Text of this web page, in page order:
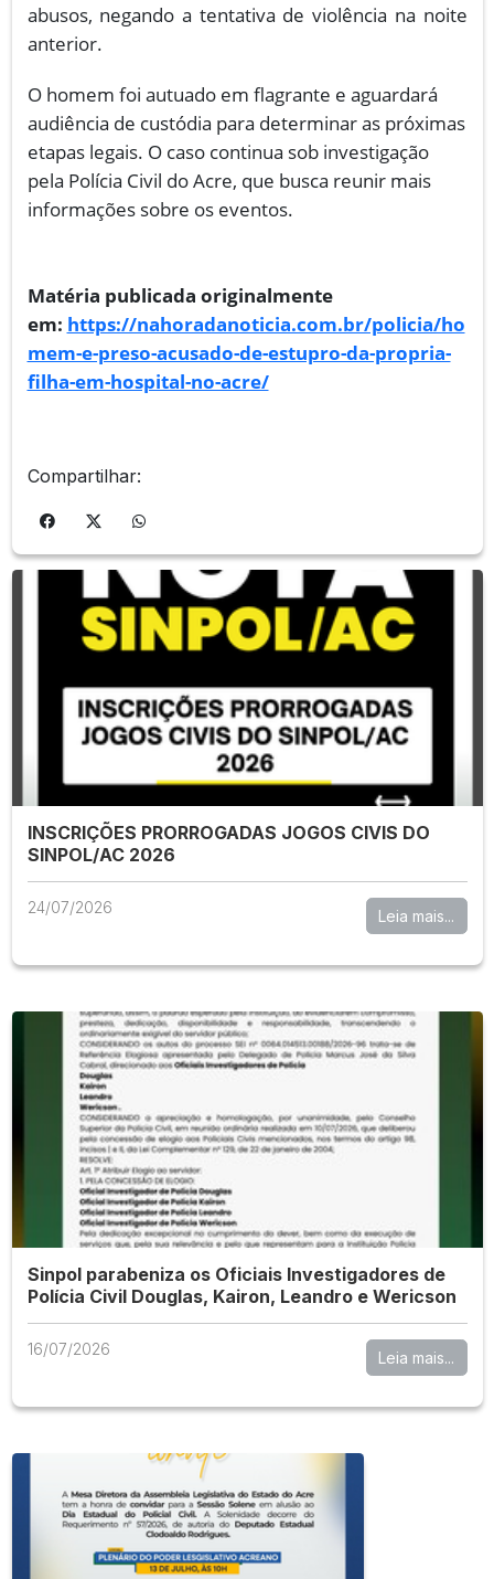
abusos, negando a tentativa de violência na noite
anterior.
O homem foi autuado em flagrante e aguardará
audiência de custódia para determinar as próximas
etapas legais. O caso continua sob investigação
pela Polícia Civil do Acre, que busca reunir mais
informações sobre os eventos.
Matéria publicada originalmente
em: https://nahoradanoticia.com.br/policia/ho
mem-e-preso-acusado-de-estupro-da-propria-
filha-em-hospital-no-acre/
Compartilhar:
INSCRIÇÕES PRORROGADAS JOGOS CIVIS DO
SINPOL/AC 2026
24/07/2026 Leia mais...
Sinpol parabeniza os Oficiais Investigadores de
Polícia Civil Douglas, Kairon, Leandro e Wericson
16/07/2026 Leia mais...